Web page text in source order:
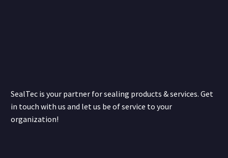
SealTec is your partner for sealing products & services. Get
in touch with us and let us be of service to your
organization!